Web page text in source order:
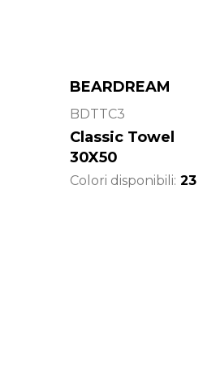
BEARDREAM
BDTTC3
Classic Towel
30X50
Colori disponibili: 23